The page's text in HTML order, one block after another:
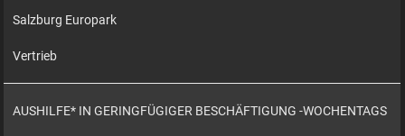
Salzburg Europark
Vertrieb
AUSHILFE* IN GERINGFÜGIGER BESCHÄFTIGUNG -WOCHENTAGS